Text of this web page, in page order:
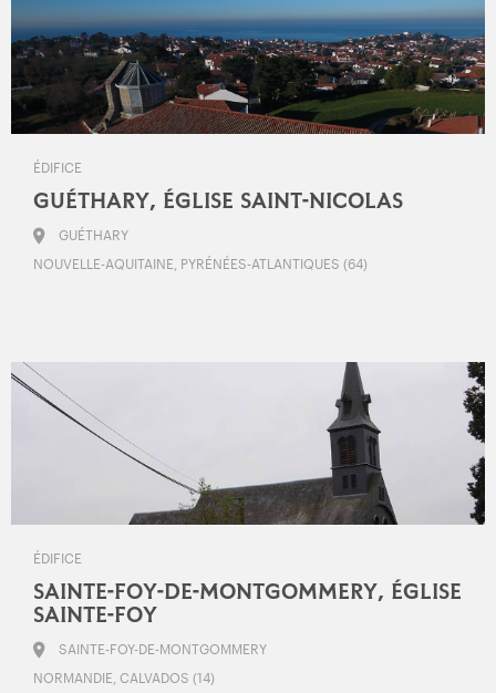
ÉDIFICE
GUÉTHARY, ÉGLISE SAINT-NICOLAS
GUÉTHARY
NOUVELLE-AQUITAINE, PYRÉNÉES-ATLANTIQUES (64)
ÉDIFICE
SAINTE-FOY-DE-MONTGOMMERY, ÉGLISE
SAINTE-FOY
SAINTE-FOY-DE-MONTGOMMERY
NORMANDIE, CALVADOS (14)